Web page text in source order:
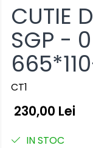
CUTIE
SGP -
CT1
230,00 Lei
IN STOC